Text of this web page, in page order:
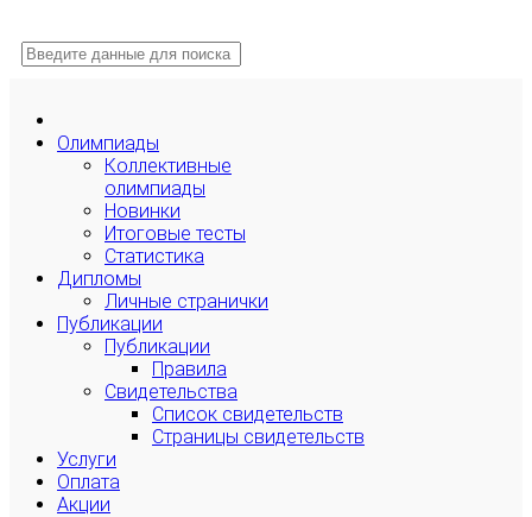
Олимпиады
Коллективные
олимпиады
Новинки
Итоговые тесты
Статистика
Дипломы
Личные странички
Публикации
Публикации
Правила
Свидетельства
Список свидетельств
Страницы свидетельств
Услуги
Оплата
Акции